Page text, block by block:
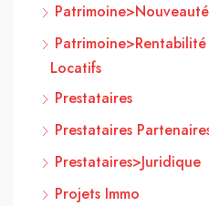
Patrimoine>Rentabilité
Locatifs
Prestataires
Prestataires
Prestataires>Juridique
Projets Immo